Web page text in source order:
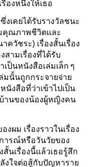
องหนึ่งให้เธอ
งเคยได้รับรางวัลชนะ
มคุณภาพชีวิตและ
ควัชระ) เรื่องสั้นเรื่อง
สามเรื่องที่ได้รับ
ป็นหนังสือเล่มเล็ก ๆ
มนั้นถูกกระจายจ่าย
นังสือที่ว่าเข้าไปเป็น
านของน้องผู้หญิงคน
งผม เรื่องราวในเรื่อง
ารณ์หรือวันวัยของ
นเรื่องนี้แล้วเธอรู้สึก
งใจต่อสู้กับปัญหาราย